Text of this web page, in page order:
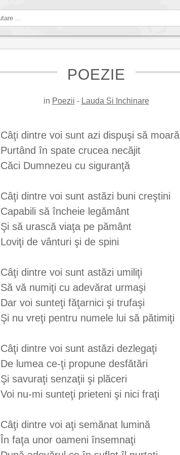
POEZIE
in Poezii - Lauda Si Inchinare
Câţi dintre voi sunt azi dispuşi să moară
Purtând în spate crucea necăjit
Căci Dumnezeu cu siguranţă
Câţi dintre voi sunt astăzi buni creştini
Capabili să încheie legământ
Şi să urască viaţa pe pământ
Loviţi de vânturi şi de spini
Câţi dintre voi sunt astăzi umiliţi
Să vă numiţi cu adevărat urmaşi
Dar voi sunteţi făţarnici şi trufaşi
Şi nu vreţi pentru numele lui să pătimiţi
Câţi dintre voi sunt astăzi dezlegaţi
De lumea ce-ţi propune desfătări
Şi savuraţi senzaţii şi plăceri
Voi nu-mi sunteţi prieteni şi nici fraţi
Câţi dintre voi aţi semănat lumină
În faţa unor oameni însemnaţi